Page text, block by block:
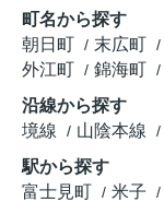
町名から探す
朝日町
末広町
外江町
錦海町
沿線から探す
境線
山陰本線
駅から探す
富士見町
米子